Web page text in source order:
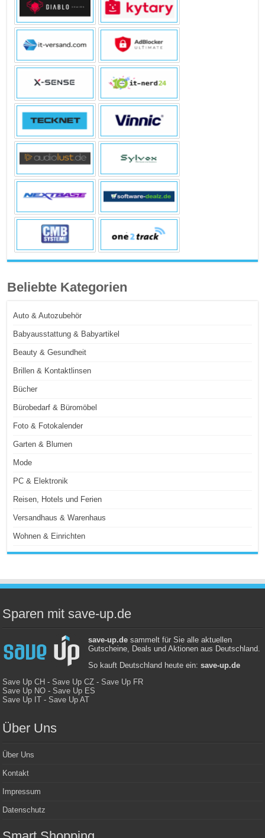
Beliebte Kategorien
Auto & Autozubehör
Babyausstattung & Babyartikel
Beauty & Gesundheit
Brillen & Kontaktlinsen
Bücher
Bürobedarf & Büromöbel
Foto & Fotokalender
Garten & Blumen
Mode
PC & Elektronik
Reisen, Hotels und Ferien
Versandhaus & Warenhaus
Wohnen & Einrichten
Sparen mit save-up.de
save-up.desammelt für Sie alle aktuellen
Gutscheine, Deals und Aktionen aus Deutschland.
So kauft Deutschland heute ein: save-up.de
Save Up CH -Save Up CZ -Save Up FR
Save Up NO -Save Up ES
Save Up IT -Save Up AT
Über Uns
Über Uns
Kontakt
Impressum
Datenschutz